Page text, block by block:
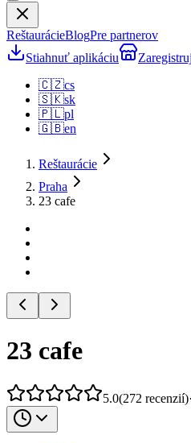
ReštaurácieBlogPre partnerov
Stiahnuť aplikáciu
🇨🇿cs
🇸🇰sk
🇵🇱pl
🇬🇧en
Reštaurácie
Praha
23 cafe
23 cafe
5.0(272 recenzií)·